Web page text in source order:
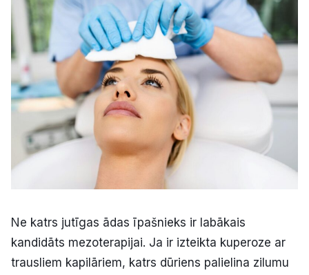
Ne katrs jutīgas ādas īpašnieks ir labākais
kandidāts mezoterapijai. Ja ir izteikta kuperoze ar
trausliem kapilāriem, katrs dūriens palielina zilumu